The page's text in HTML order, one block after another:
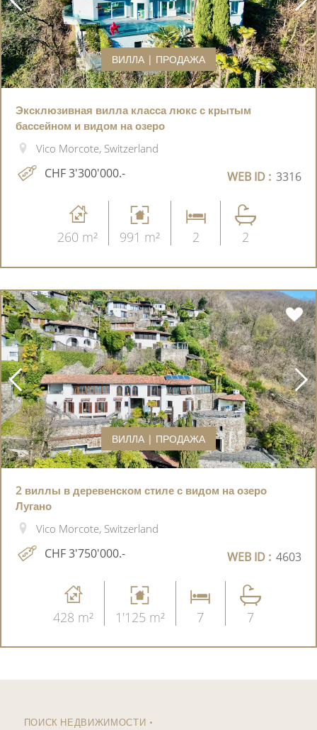
ВИЛЛА | ПРОДАЖА
Эксклюзивная вилла класса люкс с крытым
бассейном и видом на озеро
Vico Morcote, Switzerland
CHF 3'300'000.- WEB ID : 3316
260 m² 991 m² 2 2
ВИЛЛА | ПРОДАЖА
2 виллы в деревенском стиле с видом на озеро
Лугано
Vico Morcote, Switzerland
CHF 3'750'000.- WEB ID : 4603
428 m² 1'125 m² 7 7
ПОИСК НЕДВИЖИМОСТИ